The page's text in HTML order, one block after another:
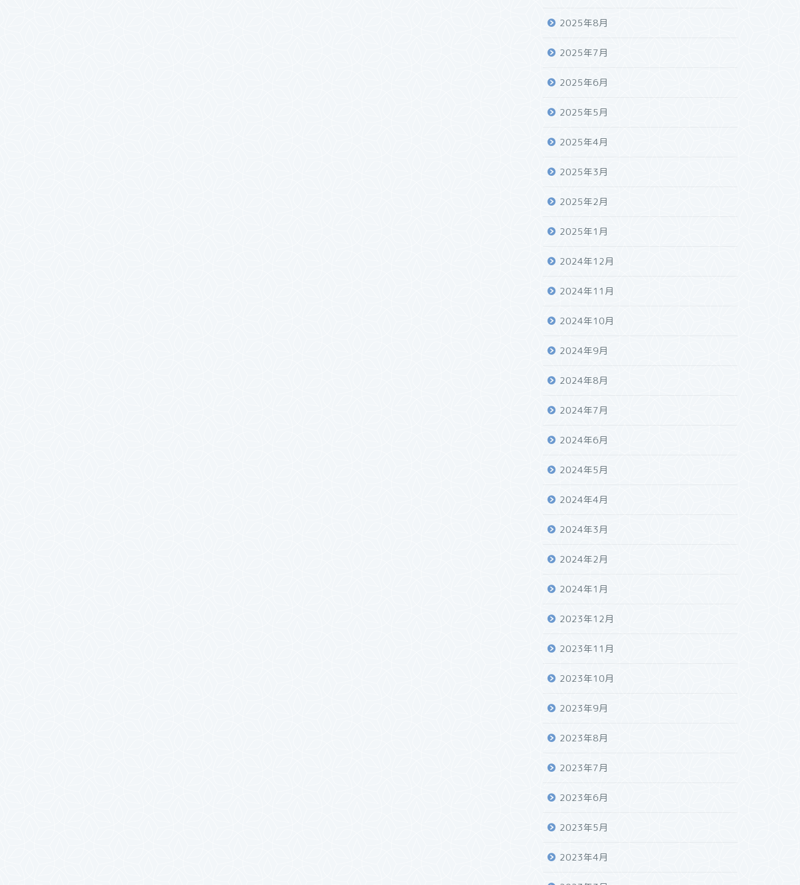
2025年8月
2025年7月
2025年6月
2025年5月
2025年4月
2025年3月
2025年2月
2025年1月
2024年12月
2024年11月
2024年10月
2024年9月
2024年8月
2024年7月
2024年6月
2024年5月
2024年4月
2024年3月
2024年2月
2024年1月
2023年12月
2023年11月
2023年10月
2023年9月
2023年8月
2023年7月
2023年6月
2023年5月
2023年4月